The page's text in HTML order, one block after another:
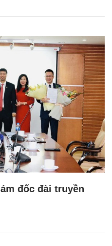
đốc đài truyền